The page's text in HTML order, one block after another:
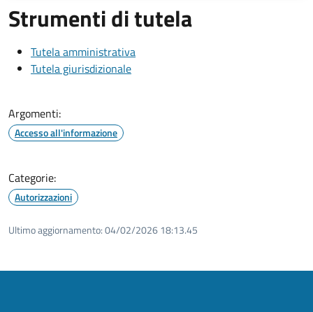
Strumenti di tutela
Tutela amministrativa
Tutela giurisdizionale
Argomenti:
Accesso all'informazione
Categorie:
Autorizzazioni
Ultimo aggiornamento:04/02/2026 18:13.45